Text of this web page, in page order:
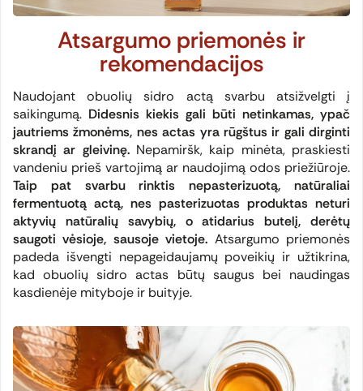
Atsargumo priemonės ir
rekomendacijos
Naudojant obuolių sidro actą svarbu atsižvelgti į
saikingumą. Didesnis kiekis gali būti netinkamas, ypač
jautriems žmonėms, nes actas yra rūgštus ir gali dirginti
skrandį ar gleivinę.Nepamiršk, kaip minėta, praskiesti
vandeniu prieš vartojimą ar naudojimą odos priežiūroje.
Taip pat svarbu rinktis nepasterizuotą, natūraliai
fermentuotą actą, nes pasterizuotas produktas neturi
aktyvių natūralių savybių, o atidarius butelį, derėtų
saugoti vėsioje, sausoje vietoje. Atsargumo priemonės
padeda išvengti nepageidaujamų poveikių ir užtikrina,
kad obuolių sidro actas būtų saugus bei naudingas
kasdienėje mityboje ir buityje.